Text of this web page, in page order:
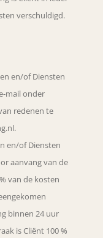
verschuldigd.
en/of Diensten
mail onder
redenen te
.
en/of Diensten
aanvang van de
van de kosten
binnen 24 uur
is Cliënt 100 %